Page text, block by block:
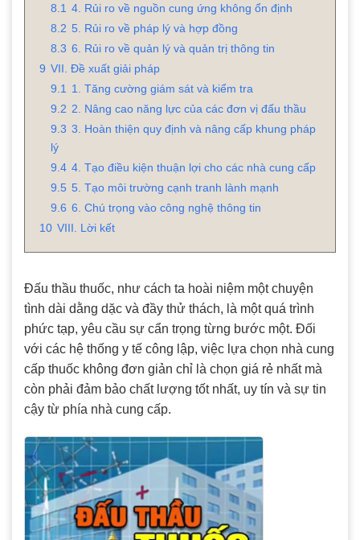
8.1 4. Rủi ro về nguồn cung ứng không ổn định
8.2 5. Rủi ro về pháp lý và hợp đồng
8.3 6. Rủi ro về quản lý và quản trị thông tin
9 VII. Đề xuất giải pháp
9.1
1. Tăng cường giám sát và kiểm tra
9.2 2. Nâng cao năng lực của các đơn vị đấu thầu
9.3 3. Hoàn thiện quy định và nâng cấp khung pháp
lý
9.4 4. Tạo điều kiện thuận lợi cho các nhà cung cấp
9.5 5. Tạo môi trường cạnh tranh lành mạnh
9.6 6. Chú trọng vào công nghệ thông tin
10 VIII. Lời kết
Đấu thầu thuốc, như cách ta hoài niệm một chuyện
tình dài dằng dặc và đầy thử thách, là một quá trình
phức tạp, yêu cầu sự cẩn trọng từng bước một. Đối
với các hệ thống y tế công lập, việc lựa chọn nhà cung
cấp thuốc không đơn giản chỉ là chọn giá rẻ nhất mà
còn phải đảm bảo chất lượng tốt nhất, uy tín và sự tin
cậy từ phía nhà cung cấp.